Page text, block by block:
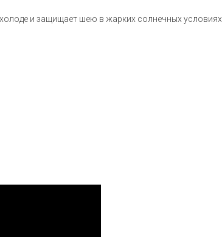
и защищает шею в жарких солнечных условиях.